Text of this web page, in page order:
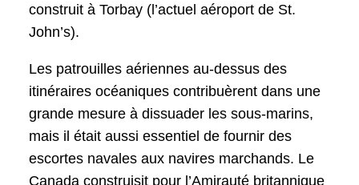
construit à Torbay (l’actuel aéroport de St.
John’s).
Les patrouilles aériennes au-dessus des
itinéraires océaniques contribuèrent dans une
grande mesure à dissuader les sous-marins,
mais il était aussi essentiel de fournir des
escortes navales aux navires marchands. Le
Canada construisit pour l’Amirauté britannique